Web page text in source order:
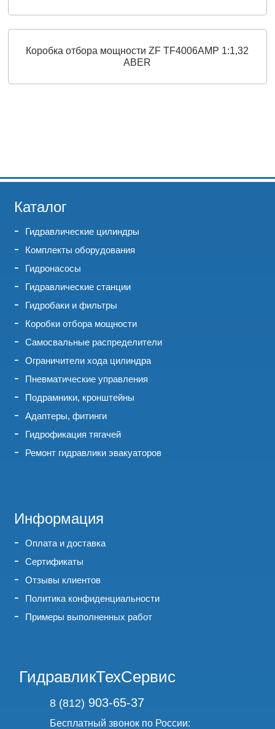
Коробка отбора мощности ZF TF4006AMP 1:1,32
ABER
Каталог
Гидравлические цилиндры
Комплекты оборудования
Гидронасосы
Гидравлические станции
Гидробаки и фильтры
Коробки отбора мощности
Самосвальные распределители
Ограничители хода цилиндра
Пневматические управления
Подрамники, кронштейны
Адаптеры, фитинги
Гидрофикация тягачей
Ремонт гидравлики эвакуаторов
Информация
Оплата и доставка
Сертификаты
Отзывы клиентов
Политика конфиденциальности
Примеры выполненных работ
ГидравликТехСервис
8 (812) 903-65-37
Бесплатный звонок по России: